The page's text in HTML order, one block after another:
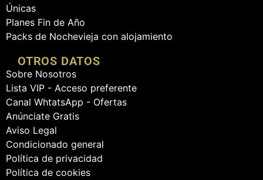
Únicas
Planes Fin de Año
Packs de Nochevieja con alojamiento
OTROS DATOS
Sobre Nosotros
Lista VIP - Acceso preferente
Canal WhtatsApp - Ofertas
Anúnciate Gratis
Aviso Legal
Condicionado general
Política de privacidad
Política de cookies